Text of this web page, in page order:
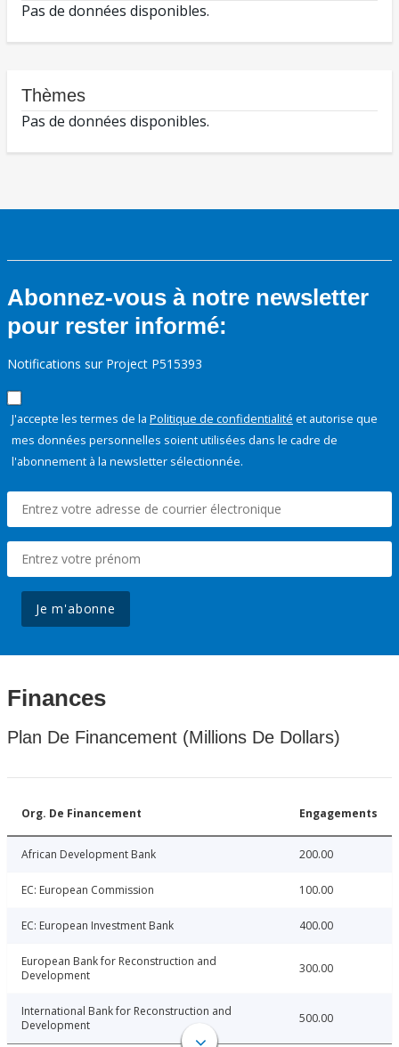
Pas de données disponibles.
Thèmes
Pas de données disponibles.
Abonnez-vous à notre newsletter
pour rester informé:
Notifications sur Project P515393
J'accepte les termes de la Politique de confidentialité et autorise que
mes données personnelles soient utilisées dans le cadre de
l'abonnement à la newsletter sélectionnée.
Je m'abonne
Finances
Plan De Financement (Millions De Dollars)
Org. De Financement Engagements
African Development Bank 200.00
EC: European Commission 100.00
EC: European Investment Bank 400.00
European Bank for Reconstruction and
Development
300.00
International Bank for Reconstruction and
Development
500.00